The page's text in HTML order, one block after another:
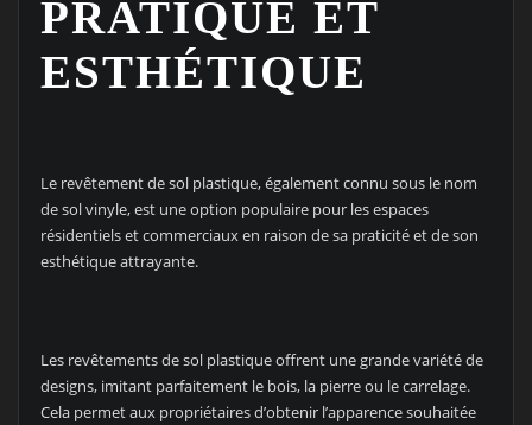
PRATIQUE ET
ESTHÉTIQUE
Le revêtement de sol plastique, également connu sous le nom
de sol vinyle, est une option populaire pour les espaces
résidentiels et commerciaux en raison de sa praticité et de son
esthétique attrayante.
Les revêtements de sol plastique offrent une grande variété de
designs, imitant parfaitement le bois, la pierre ou le carrelage.
Cela permet aux propriétaires d’obtenir l’apparence souhaitée